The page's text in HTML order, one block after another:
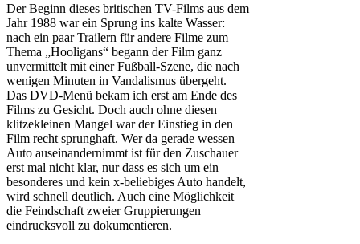
Der Beginn dieses britischen TV-Films aus dem
Jahr 1988 war ein Sprung ins kalte Wasser:
nach ein paar Trailern für andere Filme zum
Thema „Hooligans“ begann der Film ganz
unvermittelt mit einer Fußball-Szene, die nach
wenigen Minuten in Vandalismus übergeht.
Das DVD-Menü bekam ich erst am Ende des
Films zu Gesicht. Doch auch ohne diesen
klitzekleinen Mangel war der Einstieg in den
Film recht sprunghaft. Wer da gerade wessen
Auto auseinandernimmt ist für den Zuschauer
erst mal nicht klar, nur dass es sich um ein
besonderes und kein x-beliebiges Auto handelt,
wird schnell deutlich. Auch eine Möglichkeit
die Feindschaft zweier Gruppierungen
eindrucksvoll zu dokumentieren.